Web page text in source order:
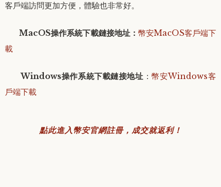
客戶端訪問更加方便，體驗也非常好。
MacOS操作系統下載鏈接地址： 幣安MacOS客戶端下
載
Windows操作系統下載鏈接地址 ：幣安Windows客
戶端下載
點此進入幣安官網註冊，成交就返利！